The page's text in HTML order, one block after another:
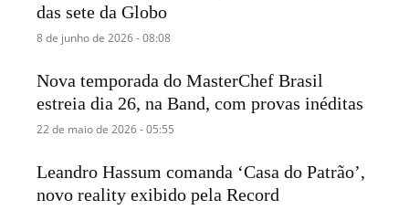
das sete da Globo
8 de junho de 2026 - 08:08
Nova temporada do MasterChef Brasil
estreia dia 26, na Band, com provas inéditas
22 de maio de 2026 - 05:55
Leandro Hassum comanda ‘Casa do Patrão’,
novo reality exibido pela Record